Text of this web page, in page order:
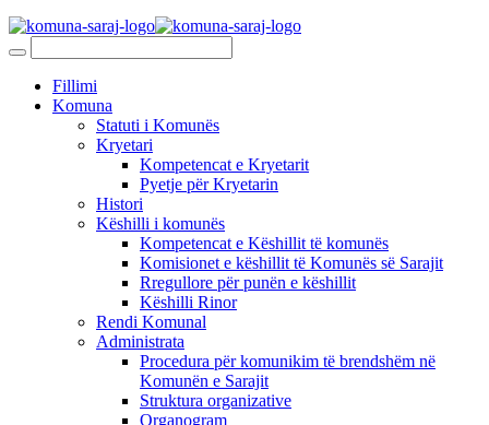
Fillimi
Komuna
Statuti i Komunës
Kryetari
Kompetencat e Kryetarit
Pyetje për Kryetarin
Histori
Këshilli i komunës
Kompetencat e Këshillit të komunës
Komisionet e këshillit të Komunës së Sarajit
Rregullore për punën e këshillit
Këshilli Rinor
Rendi Komunal
Administrata
Procedura për komunikim të brendshëm në
Komunën e Sarajit
Struktura organizative
Organogram